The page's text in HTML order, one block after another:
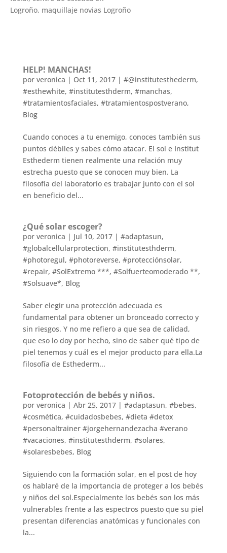
HELP! MANCHAS!
por veronica | Oct 11, 2017| #@institutesthederm,
#esthewhite, #institutesthderm, #manchas,
#tratamientosfaciales, #tratamientospostverano,
Blog
Cuando conoces a tu enemigo, conoces también sus
puntos débiles y sabes cómo atacar. El sol e Institut
Esthederm tienen realmente una relación muy
estrecha puesto que se conocen muy bien. La
filosofía del laboratorio es trabajar junto con el sol
en beneficio del...
¿Qué solar escoger?
por veronica | Jul 10, 2017| #adaptasun,
#globalcellularprotection, #institutesthderm,
#photoregul, #photoreverse, #protecciónsolar,
#repair, #SolExtremo ***, #Solfuerteomoderado **,
#Solsuave*, Blog
Saber elegir una protección adecuada es
fundamental para obtener un bronceado correcto y
sin riesgos. Y no me refiero a que sea de calidad,
que eso lo doy por hecho, sino de saber qué tipo de
piel tenemos y cuál es el mejor producto para ella.La
filosofía de Esthederm...
Fotoprotección de bebés y niños.
por veronica | Abr 25, 2017| #adaptasun, #bebes,
#cosmética, #cuidadosbebes, #dieta #detox
#personaltrainer #jorgehernandezacha #verano
#vacaciones, #institutesthderm, #solares,
#solaresbebes, Blog
Siguiendo con la formación solar, en el post de hoy
os hablaré de la importancia de proteger a los bebés
y niños del sol.Especialmente los bebés son los más
vulnerables frente a las espectros puesto que su piel
presentan diferencias anatómicas y funcionales con
la...